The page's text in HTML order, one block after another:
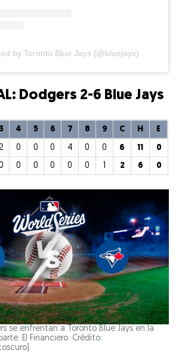
by Toronto Blue Jays (@bluejays)
Dodgers 2-6 Blue Jays
4 5 6 7 8 9 C H E
0 0 0 4 0 0 6 11
0
0 0 0 0 0 2 6 0
se enfrentan a Toronto Blue Jays en la
El Financiero. Crédito: